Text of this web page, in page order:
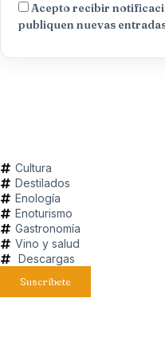
Acepto recibir
publiquen nuevas
Cultura
Destilados
Enología
Enoturismo
Gastronomía
Vino y salud
Descargas
Suscríbete